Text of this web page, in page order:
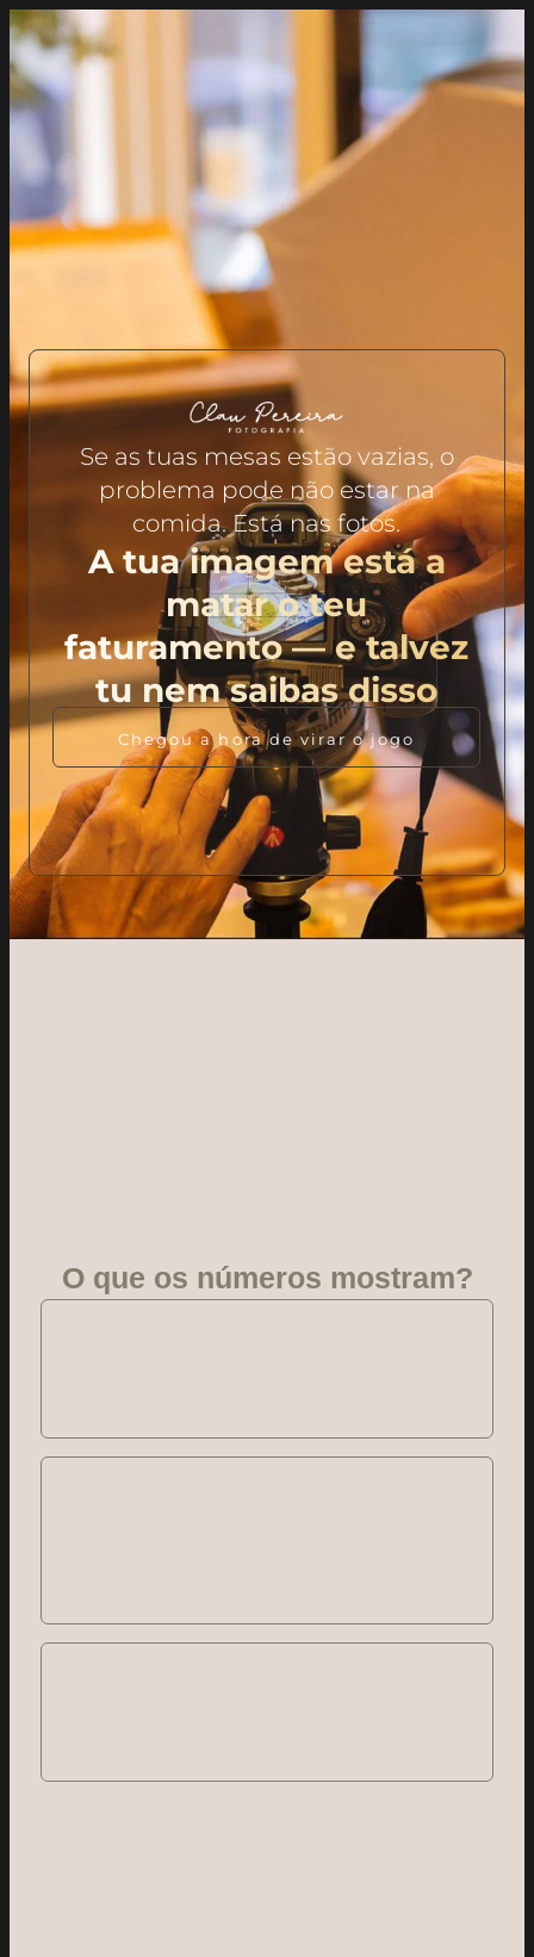
Se as tuas mesas estão vazias, o
problema pode não estar na
comida. Está nas fotos.
A tua imagem está a
matar o teu
faturamento — e talvez
tu nem saibas disso
Chegou a hora de virar o jogo
O que os números mostram?